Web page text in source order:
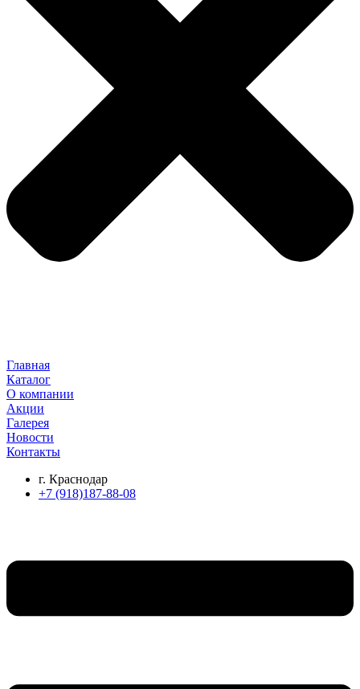
Главная
Каталог
О компании
Акции
Галерея
Новости
Контакты
г. Краснодар
+7 (918)187-88-08